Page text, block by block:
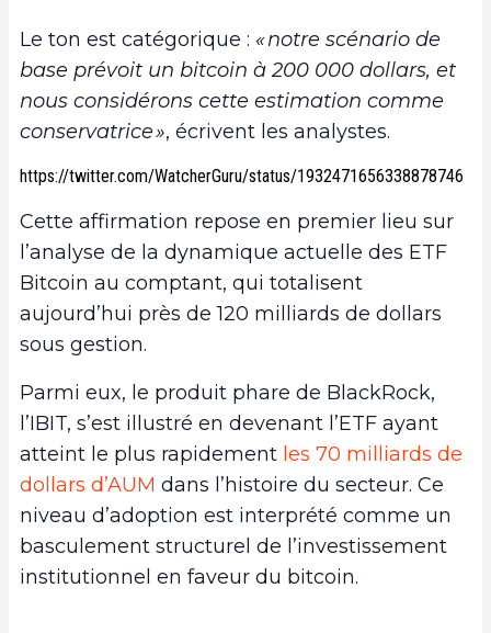
Le ton est catégorique : « notre scénario de
base prévoit un bitcoin à 200 000 dollars, et
nous considérons cette estimation comme
conservatrice », écrivent les analystes.
https://twitter.com/WatcherGuru/status/1932471656338878746
Cette affirmation repose en premier lieu sur
l’analyse de la dynamique actuelle des ETF
Bitcoin au comptant, qui totalisent
aujourd’hui près de 120 milliards de dollars
sous gestion.
Parmi eux, le produit phare de BlackRock,
l’IBIT, s’est illustré en devenant l’ETF ayant
atteint le plus rapidement les 70 milliards de
dollars d’AUM dans l’histoire du secteur. Ce
niveau d’adoption est interprété comme un
basculement structurel de l’investissement
institutionnel en faveur du bitcoin.